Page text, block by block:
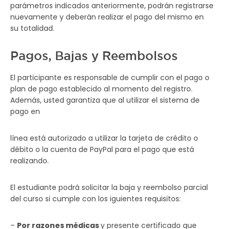
parámetros indicados anteriormente, podrán registrarse
nuevamente y deberán realizar el pago del mismo en
su totalidad.
Pagos, Bajas y Reembolsos
El participante es responsable de cumplir con el pago o
plan de pago establecido al momento del registro.
Además, usted garantiza que al utilizar el sistema de
pago en
línea está autorizado a utilizar la tarjeta de crédito o
débito o la cuenta de PayPal para el pago que está
realizando.
El estudiante podrá solicitar la baja y reembolso parcial
del curso si cumple con los iguientes requisitos:
– Por razones médicasy presente certificado que